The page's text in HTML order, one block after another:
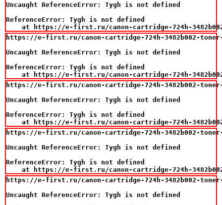
Uncaught ReferenceError: Tygh is not defined
ReferenceError: Tygh is not defined
at https://e-first.ru/canon-cartridge-724h-
https://e-first.ru/canon-cartridge-724h-3482b002-
Uncaught ReferenceError: Tygh is not defined
ReferenceError: Tygh is not defined
at https://e-first.ru/canon-cartridge-724h-
https://e-first.ru/canon-cartridge-724h-3482b002-
Uncaught ReferenceError: Tygh is not defined
ReferenceError: Tygh is not defined
at https://e-first.ru/canon-cartridge-724h-
https://e-first.ru/canon-cartridge-724h-3482b002-
Uncaught ReferenceError: Tygh is not defined
ReferenceError: Tygh is not defined
at https://e-first.ru/canon-cartridge-724h-
https://e-first.ru/canon-cartridge-724h-3482b002-
Uncaught ReferenceError: Tygh is not defined